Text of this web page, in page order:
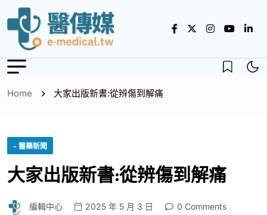
Home 大家出版新書:從辨傷到解痛
- 醫藥新聞
大家出版新書:從辨傷到解痛
編輯中心 2025 年 5 月 3 日
0 Comments